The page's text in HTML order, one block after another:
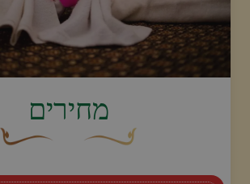
חֲדָשׁוֹת
חנות מקוונת
התקשר אלינו
שוברים
מחירים